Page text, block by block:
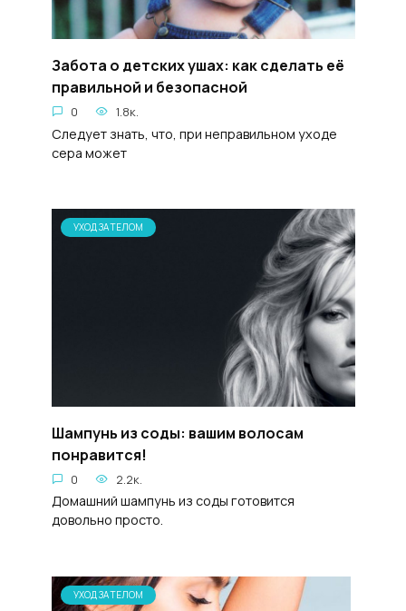
Забота о детских ушах: как сделать её
правильной и безопасной
0 1.8к.
Следует знать, что, при неправильном уходе
сера может
УХОД ЗА ТЕЛОМ
Шампунь из соды: вашим волосам
понравится!
0 2.2к.
Домашний шампунь из соды готовится
довольно просто.
УХОД ЗА ТЕЛОМ